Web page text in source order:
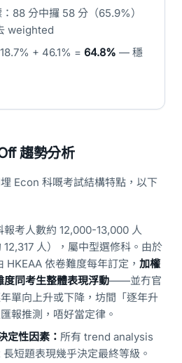
88 分中攞 58 分（65.9%）
weighted
+ 46.1% = 64.8% — 穩
趨勢分析
Econ 科嘅考試結構特點，以下
報考人數約 12,000-13,000 人
12,317 人），屬中型選修科。由於
HKEAA 依卷難度每年訂定， 加權
同考生整體表現浮動——並冇官
單向上升或下降，坊間「逐年升
報推測，唔好當定律。
定性因素： 所有 trend analysis
短題表現幾乎決定最終等級。